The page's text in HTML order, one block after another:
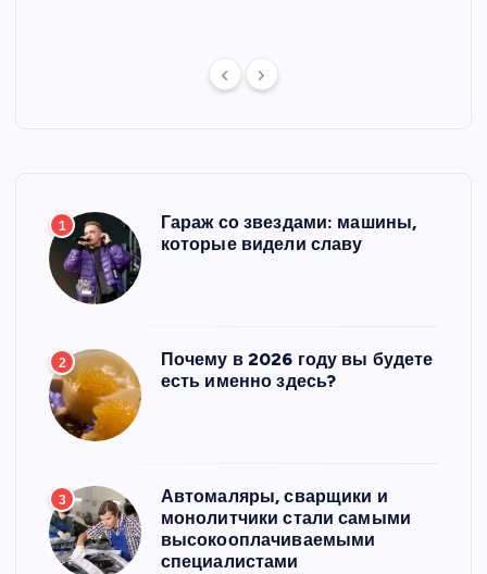
1
Гараж со звездами: машины,
которые видели славу
2
Почему в 2026 году вы будете
есть именно здесь?
3
Автомаляры, сварщики и
монолитчики стали самыми
высокооплачиваемыми
специалистами